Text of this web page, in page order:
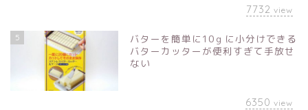
7732 view
5
バターを簡単に10ｇに小分けできる
バターカッターが便利すぎて手放せ
ない
6350 view